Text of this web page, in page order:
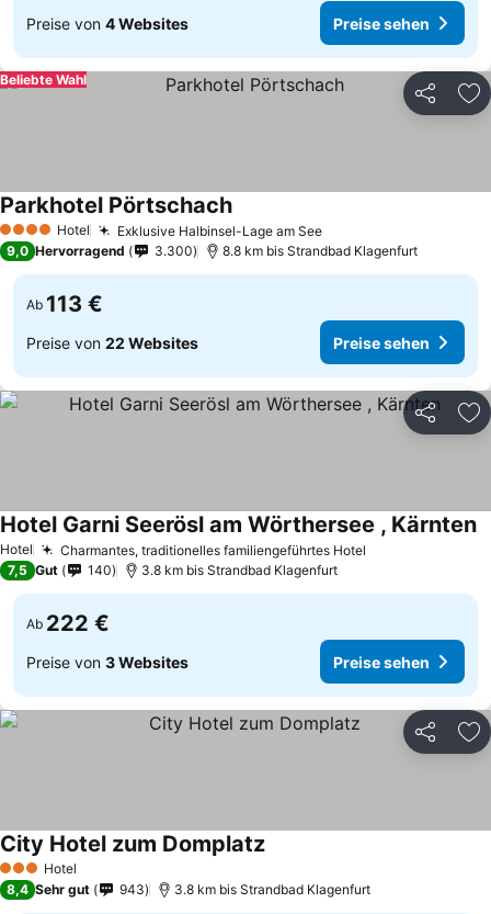
Preise von 4 Websites Preise sehen
Teilen
Beliebte Wahl
4 Sterne Hotel Exklusive Halbinsel-Lage am See
Parkhotel Pörtschach
9,0 Hervorragend 3.300 8.8 km bis Strandbad Klagenfurt
Ab 113 €
Preise von 22 Websites Preise sehen
Teilen
Hotel Charmantes, traditionelles familiengeführtes Hotel
Hotel Garni Seerösl am Wörthersee , Kärnten
7,5 Gut 140 3.8 km bis Strandbad Klagenfurt
Ab 222 €
Preise von 3 Websites Preise sehen
Teilen
3 SterneHotel
City Hotel zum Domplatz
8,4 Sehr gut 943 3.8 km bis Strandbad Klagenfurt